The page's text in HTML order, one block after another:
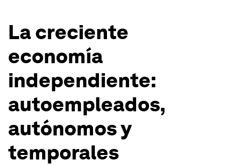
La creciente
economía
independiente:
autoempleados,
autónomos y
temporales